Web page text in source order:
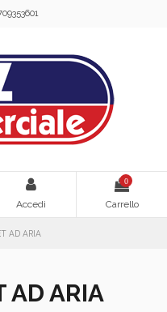
Accedi
0
Carrello
AD ARIA
AD ARIA